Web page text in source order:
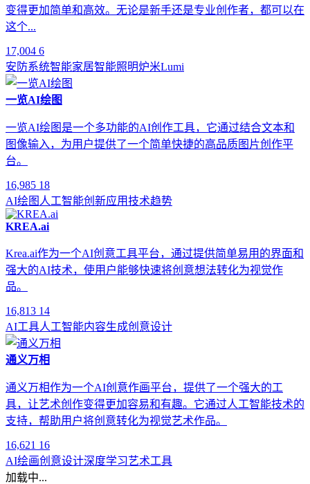
变得更加简单和高效。无论是新手还是专业创作者，都可以在
这个...
17,004 6
安防系统智能家居智能照明炉米Lumi
一览AI绘图
一览AI绘图是一个多功能的AI创作工具，它通过结合文本和
图像输入，为用户提供了一个简单快捷的高品质图片创作平
台。
16,985 18
AI绘图 人工智能创新应用技术趋势
KREA.ai
Krea.ai作为一个AI创意工具平台，通过提供简单易用的界面和
强大的AI技术，使用户能够快速将创意想法转化为视觉作
品。
16,813 14
AI工具人工智能内容生成创意设计
通义万相
通义万相作为一个AI创意作画平台，提供了一个强大的工
具，让艺术创作变得更加容易和有趣。它通过人工智能技术的
支持，帮助用户将创意转化为视觉艺术作品。
16,621 16
AI绘画创意设计深度学习艺术工具
加载中...